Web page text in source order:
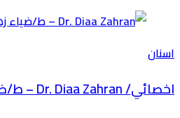
اسنان
اخصائي/ Dr. Diaa Zahran – ط/ضياء زهران